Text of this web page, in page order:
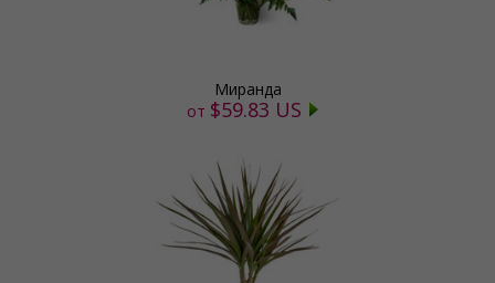
Миранда
от $59.83 US